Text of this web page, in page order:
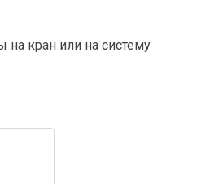
кран или на систему